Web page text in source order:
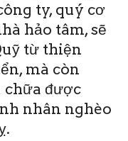
ty, quý cơ
hảo tâm, sẽ
từ thiện
mà còn
chữa được
nhân nghèo